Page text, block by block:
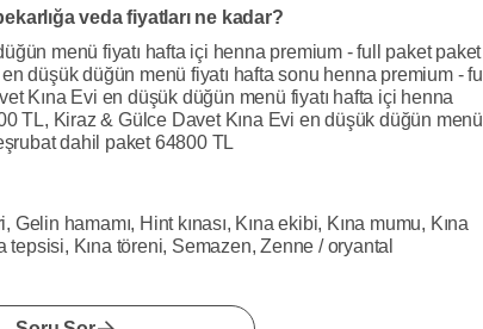
veda fiyatları ne kadar?
menü fiyatı hafta içi henna premium - full paket paket
düşük düğün menü fiyatı hafta sonu henna premium - full
Kına Evi en düşük düğün menü fiyatı hafta içi henna
TL, Kiraz & Gülce Davet Kına Evi en düşük düğün menü
dahil paket 64800 TL
hamamı, Hint kınası, Kına ekibi, Kına mumu, Kına
tepsisi, Kına töreni, Semazen, Zenne / oryantal